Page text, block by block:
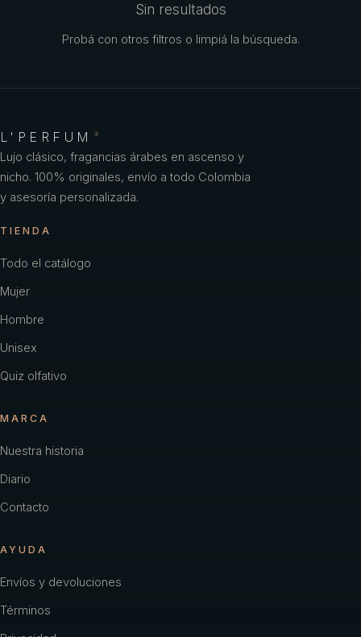
Britney Spears
Burberry
Calvin Klein
Carolina Herrera
Cartier
Chacharel Woman
Chevignon
Coach
Color
Davidoff
Diesel
Dior
Sin resultados
Probá con otros filtros o limpiá la búsqueda.
L'PERFUM ®
Lujo clásico, fragancias árabes en ascenso y
nicho. 100% originales, envío a todo Colombia
y asesoría personalizada.
TIENDA
Todo el catálogo
Mujer
Hombre
Unisex
Quiz olfativo
MARCA
Nuestra historia
Diario
Contacto
AYUDA
Envíos y devoluciones
Términos